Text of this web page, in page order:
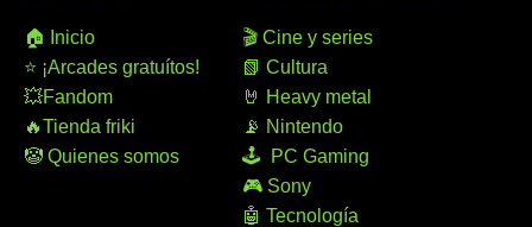
🏠 Inicio
⭐ ¡Arcades gratuítos!
💥Fandom
🔥Tienda friki
🤡 Quienes somos
🎬 Cine y series
📗 Cultura
🤘 Heavy metal
📡 Nintendo
🕹 PC Gaming
🎮 Sony
🤖 Tecnología